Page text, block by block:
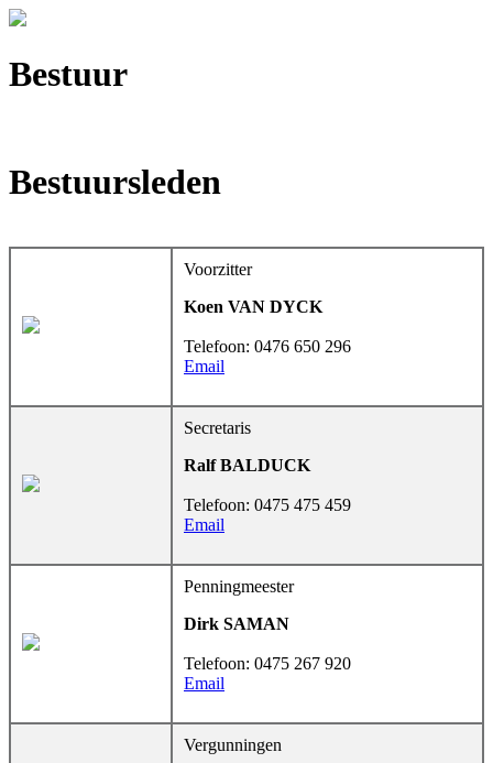
Bestuur
Bestuursleden
Voorzitter
Koen VAN DYCK
Telefoon: 0476 650 296
Email
Secretaris
Ralf BALDUCK
Telefoon: 0475 475 459
Email
Penningmeester
Dirk SAMAN
Telefoon: 0475 267 920
Email
Vergunningen